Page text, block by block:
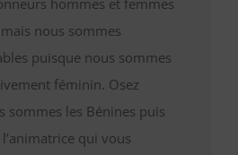
hommes et femmes
mais nous sommes
puisque nous sommes
féminin. Osez
sommes les Bénines puis
qui vous